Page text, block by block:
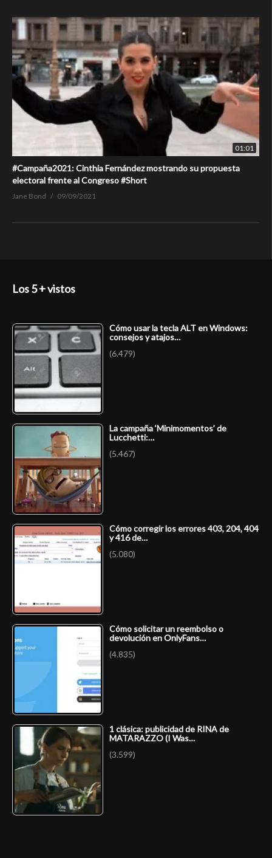
01:01
#Campaña2021: Cinthia Fernández mostrando su propuesta
electoral frente al Congreso #Short
Jane Bond 09/09/2021
Los 5 + vistos
Cómo usar la tecla ALT en Windows:
consejos y atajos…
(6.479)
La campaña ‘Minimomentos’ de
Lucchetti:…
(5.467)
Cómo corregir los errores 403, 204, 404
y 416 de…
(5.080)
Cómo solicitar un reembolso o
devolución en OnlyFans…
(4.835)
1 clásica: publicidad de RINA de
MATARAZZO (I Was…
(3.599)